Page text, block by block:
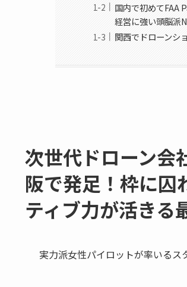
国内で初めてFAA
経営に強い頭脳派
関西でドローンシ
次世代ドローン
阪で発足！枠に
ティブ力が活きる
実力派女性パイロットが率いるス